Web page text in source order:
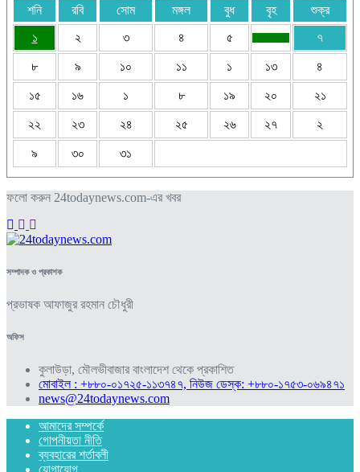
শনি রবি সোম মঙ্গল বুধ বৃহ
শুক্র
১
২ ৩ ৪ ৫ ৭
৮ ৯ ১০ ১১ ১ ১৩ ৪
১৫ ১৬ ১ ৮ ১৯ ২০ ২১
২২ ২৩ ২৪ ২৫ ২৬ ২৭ ২
৯ ৩০ ৩১
ফলো করুন 24todaynews.com-এর খবর
সম্পাদক ও প্রকাশক
প্রভাষক আফাজুর রহমান চৌধুরী
অফিস
কুলাউড়া, মৌলভীবাজার বাংলাদেশ থেকে প্রকাশিত
মোবাইল : +৮৮০-০১৭২৫-১১৩৭৪৭, নিউজ ডেস্ক: +৮৮০-১৭৫৩-০৬৯৪৭১
news@24todaynews.com
আমাদের সম্পর্কে
গোপনীয়তা নীতি
ব্যবহারের শর্তাবলী